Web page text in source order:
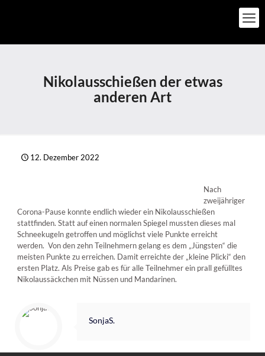
Nikolausschießen der etwas
anderen Art
12. Dezember 2022
Nach
zweijähriger
Corona-Pause konnte endlich wieder ein Nikolausschießen
stattfinden. Statt auf einen normalen Spiegel mussten dieses mal
Schneekugeln getroffen und möglichst viele Punkte erreicht
werden. Von den zehn Teilnehmern gelang es dem „Jüngsten“ die
meisten Punkte zu erreichen. Damit erreichte der „kleine Plicki“ den
ersten Platz. Als Preise gab es für alle Teilnehmer ein prall gefülltes
Nikolaussäckchen mit Nüssen und Mandarinen.
SonjaS.